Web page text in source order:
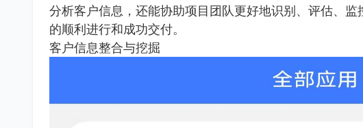
分析客户信息，还能协助项目团队更好地识别、评估、
的顺利进行和成功交付。
客户信息整合与挖掘